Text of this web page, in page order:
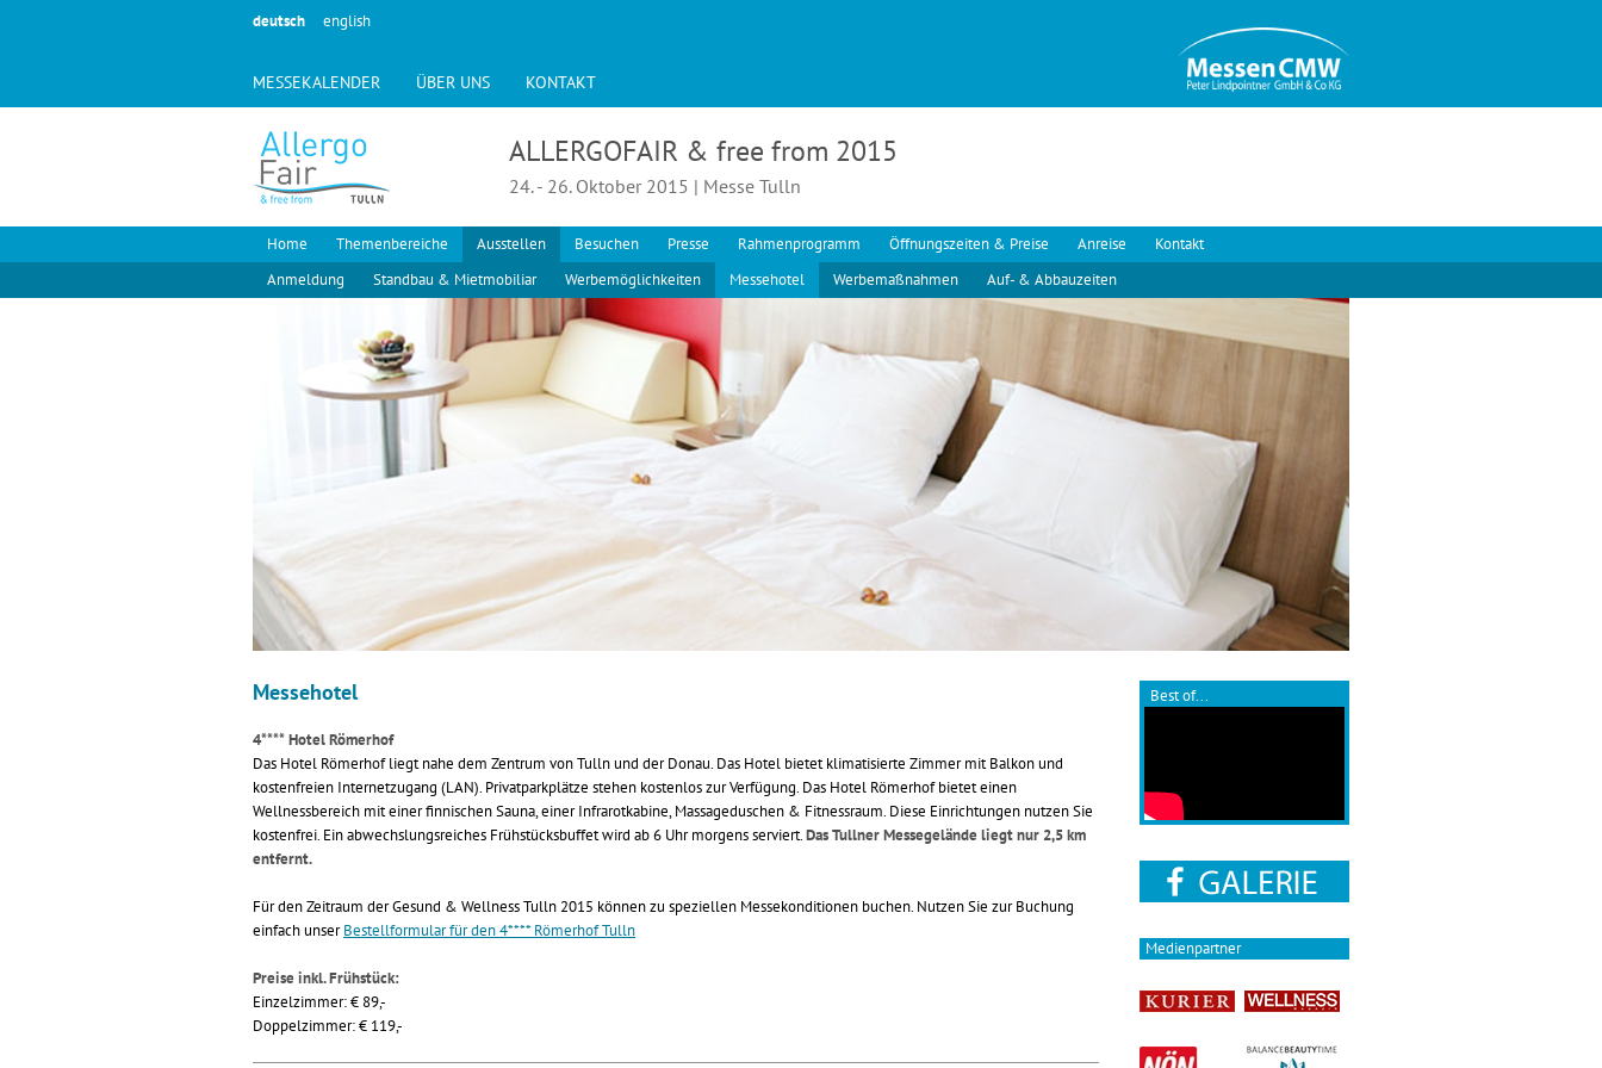
deutsch english
MESSEKALENDER ÜBER UNS KONTAKT
ALLERGOFAIR & free from 2015
24. - 26. Oktober 2015 | Messe Tulln
Home Themenbereiche Ausstellen Besuchen Presse Rahmenprogramm Öffnungszeiten & Preise Anreise
Kontakt
Anmeldung
Standbau & Mietmobiliar Werbemöglichkeiten Messehotel Werbemaßnahmen Auf- & Abbauzeiten
Messehotel
4**** Hotel Römerhof
Das Hotel Römerhof liegt nahe dem Zentrum von Tulln und der Donau. Das Hotel bietet klimatisierte Zimmer mit Balkon und
kostenfreien Internetzugang (LAN). Privatparkplätze stehen kostenlos zur Verfügung. Das Hotel Römerhof bietet einen
Wellnessbereich mit einer finnischen Sauna, einer Infrarotkabine, Massageduschen & Fitnessraum. Diese Einrichtungen nutzen Sie
kostenfrei. Ein abwechslungsreiches Frühstücksbuffet wird ab 6 Uhr morgens serviert.Das Tullner Messegelände liegt nur 2,5 km
entfernt.
Für den Zeitraum der Gesund & Wellness Tulln 2015 können zu speziellen Messekonditionen buchen. Nutzen Sie zur Buchung
einfach unserBestellformular für den 4**** Römerhof Tulln
Preise inkl. Frühstück:
Einzelzimmer: € 89,-
Doppelzimmer: € 119,-
Best of...
Medienpartner